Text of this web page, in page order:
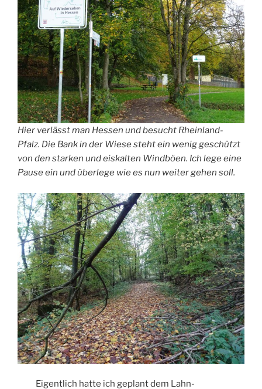
Hier verlässt man Hessen und besucht Rheinland-
Pfalz. Die Bank in der Wiese steht ein wenig geschützt
von den starken und eiskalten Windböen. Ich lege eine
Pause ein und überlege wie es nun weiter gehen soll.
Eigentlich hatte ich geplant dem Lahn-